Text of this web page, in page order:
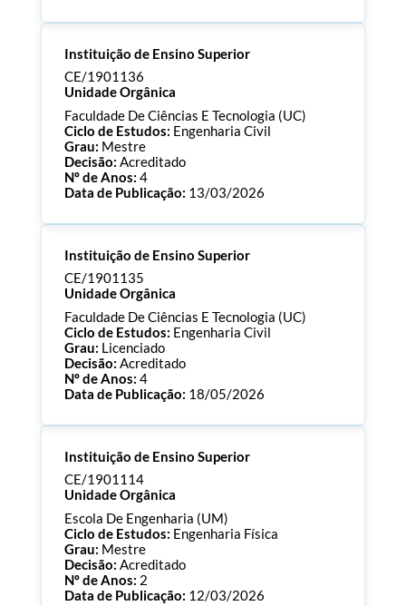
Processo:
CE/1901139
ECTS:180.0
Consultar Documentos
Instituição de Ensino Superior
CE/1901136
Unidade Orgânica
Faculdade De Ciências E Tecnologia (UC)
Ciclo de Estudos: Engenharia Civil
Grau: Mestre
Decisão: Acreditado
Nº de Anos: 4
Data de Publicação: 13/03/2026
Processo:
CE/1901136
ECTS:120.0
Consultar Documentos
Instituição de Ensino Superior
CE/1901135
Unidade Orgânica
Faculdade De Ciências E Tecnologia (UC)
Ciclo de Estudos: Engenharia Civil
Grau: Licenciado
Decisão: Acreditado
Nº de Anos: 4
Data de Publicação: 18/05/2026
Processo:
CE/1901135
ECTS:180.0
Consultar Documentos
Instituição de Ensino Superior
CE/1901114
Unidade Orgânica
Escola De Engenharia (UM)
Ciclo de Estudos: Engenharia Física
Grau: Mestre
Decisão: Acreditado
Nº de Anos: 2
Data de Publicação: 12/03/2026